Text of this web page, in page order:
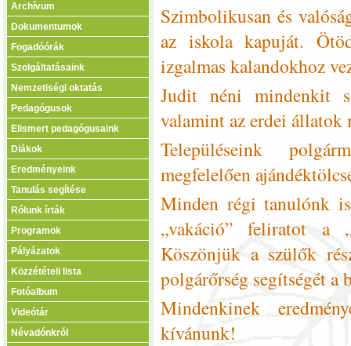
Archívum
Dokumentumok
Fogadóórák
Szolgáltatásaink
Nemzetiségi oktatás
Pedagógusok
Elismert pedagógusaink
Diákok
Eredményeink
Tanulás segítése
Rólunk írták
Programok
Pályázatok
Közzétételi lista
Fotóalbum
Videótár
Névadónkról
Szimbolikusan és
az iskola kapuját.
izgalmas kalandokhoz
Judit néni mindenkit
valamint az erdei állatok
Településeink
megfelelően
Minden régi tanulónk
„vakáció” feliratot a
Köszönjük a szülők
polgárőrség segítségét a
Mindenkinek
kívánunk!